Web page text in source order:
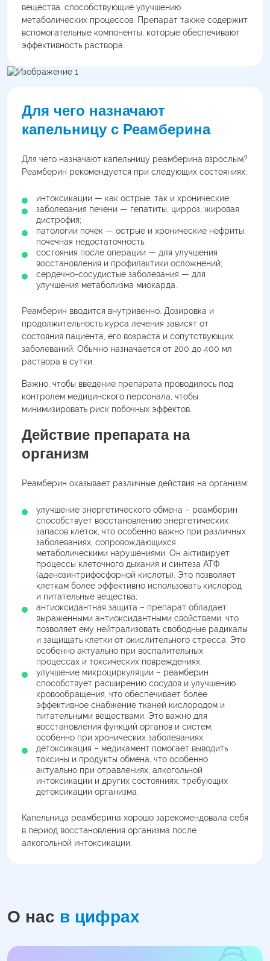
вещества, способствующие улучшению
метаболических процессов. Препарат также содержит
вспомогательные компоненты, которые обеспечивают
эффективность раствора.
Для чего назначают
капельницу с Реамберина
Для чего назначают капельницу реамберина взрослым?
Реамберин рекомендуется при следующих состояниях:
интоксикации — как острые, так и хронические;
заболевания печени — гепатиты, цирроз, жировая
дистрофия;
патологии почек — острые и хронические нефриты,
почечная недостаточность;
состояния после операции — для улучшения
восстановления и профилактики осложнений;
сердечно-сосудистые заболевания — для
улучшения метаболизма миокарда.
Реамберин вводится внутривенно. Дозировка и
продолжительность курса лечения зависят от
состояния пациента, его возраста и сопутствующих
заболеваний. Обычно назначается от 200 до 400 мл
раствора в сутки.
Важно, чтобы введение препарата проводилось под
контролем медицинского персонала, чтобы
минимизировать риск побочных эффектов.
Действие препарата на
организм
Реамберин оказывает различные действия на организм:
улучшение энергетического обмена – реамберин
способствует восстановлению энергетических
запасов клеток, что особенно важно при различных
заболеваниях, сопровождающихся
метаболическими нарушениями. Он активирует
процессы клеточного дыхания и синтеза АТФ
(аденозинтрифосфорной кислоты). Это позволяет
клеткам более эффективно использовать кислород
и питательные вещества;
антиоксидантная защита – препарат обладает
выраженными антиоксидантными свойствами, что
позволяет ему нейтрализовать свободные радикалы
и защищать клетки от окислительного стресса. Это
особенно актуально при воспалительных
процессах и токсических повреждениях;
улучшение микроциркуляции – реамберин
способствует расширению сосудов и улучшению
кровообращения, что обеспечивает более
эффективное снабжение тканей кислородом и
питательными веществами. Это важно для
восстановления функций органов и систем,
особенно при хронических заболеваниях;
детоксикация – медикамент помогает выводить
токсины и продукты обмена, что особенно
актуально при отравлениях, алкогольной
интоксикации и других состояниях, требующих
детоксикации организма.
Капельница реамберина хорошо зарекомендовала себя
в период восстановления организма после
алкогольной интоксикации.
О нас в цифрах